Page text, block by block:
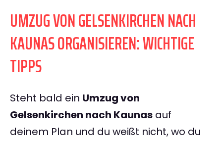
UMZUG VON GELSENKIRCHEN NACH
KAUNAS ORGANISIEREN: WICHTIGE
TIPPS
Steht bald ein Umzug von
Gelsenkirchen nach Kaunas auf
deinem Plan und du weißt nicht, wo du